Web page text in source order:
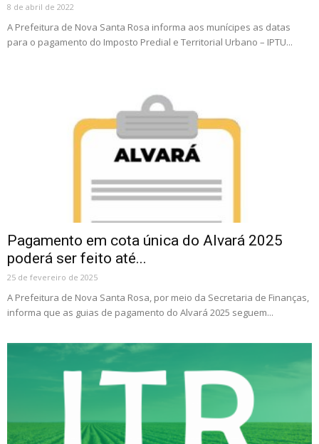
8 de abril de 2022
A Prefeitura de Nova Santa Rosa informa aos munícipes as datas
para o pagamento do Imposto Predial e Territorial Urbano – IPTU...
Pagamento em cota única do Alvará 2025
poderá ser feito até...
25 de fevereiro de 2025
A Prefeitura de Nova Santa Rosa, por meio da Secretaria de Finanças,
informa que as guias de pagamento do Alvará 2025 seguem...